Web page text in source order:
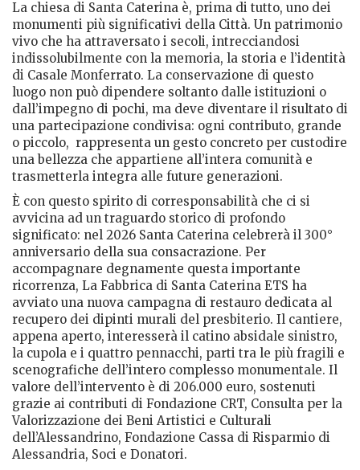
La chiesa di Santa Caterina è, prima di tutto, uno dei
monumenti più significativi della Città. Un patrimonio
vivo che ha attraversato i secoli, intrecciandosi
indissolubilmente con la memoria, la storia e l’identità
di Casale Monferrato. La conservazione di questo
luogo non può dipendere soltanto dalle istituzioni o
dall’impegno di pochi, ma deve diventare il risultato di
una partecipazione condivisa: ogni contributo, grande
o piccolo, rappresenta un gesto concreto per custodire
una bellezza che appartiene all’intera comunità e
trasmetterla integra alle future generazioni.
È con questo spirito di corresponsabilità che ci si
avvicina ad un traguardo storico di profondo
significato: nel 2026 Santa Caterina celebrerà il 300°
anniversario della sua consacrazione. Per
accompagnare degnamente questa importante
ricorrenza, La Fabbrica di Santa Caterina ETS ha
avviato una nuova campagna di restauro dedicata al
recupero dei dipinti murali del presbiterio. Il cantiere,
appena aperto, interesserà il catino absidale sinistro,
la cupola e i quattro pennacchi, parti tra le più fragili e
scenografiche dell’intero complesso monumentale. Il
valore dell’intervento è di 206.000 euro, sostenuti
grazie ai contributi di Fondazione CRT, Consulta per la
Valorizzazione dei Beni Artistici e Culturali
dell’Alessandrino, Fondazione Cassa di Risparmio di
Alessandria, Soci e Donatori.